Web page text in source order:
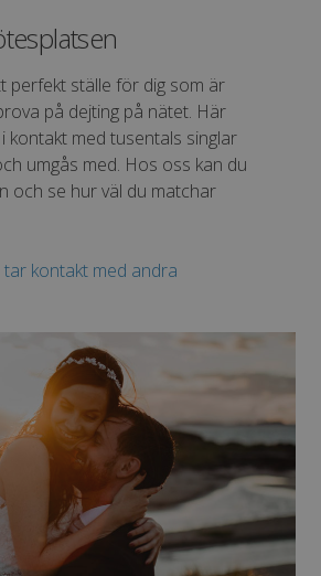
perfekt ställe för dig som är
på dejting på nätet. Här
kontakt med tusentals singlar
umgås med. Hos oss kan du
och se hur väl du matchar
kontakt med andra